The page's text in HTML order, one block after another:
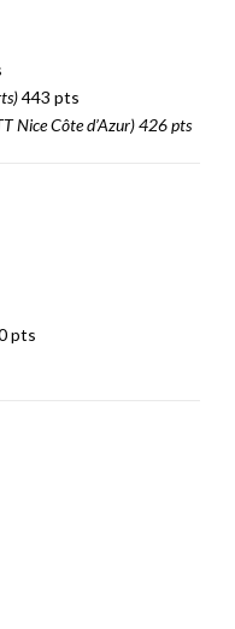
443 pts
Nice Côte d’Azur) 426 pts
pts